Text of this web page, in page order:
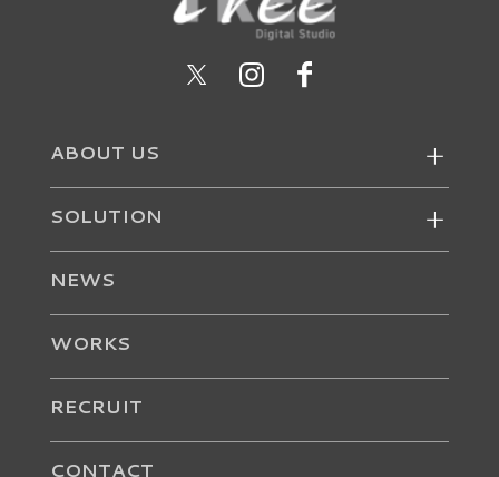
ABOUT US
SOLUTION
NEWS
WORKS
RECRUIT
CONTACT